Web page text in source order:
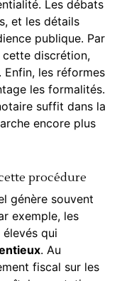
Les débats
et les détails
publique. Par
cette discrétion,
Enfin, les réformes
les formalités.
suffit dans la
encore plus
procédure
génère souvent
exemple, les
qui
. Au
fiscal sur les